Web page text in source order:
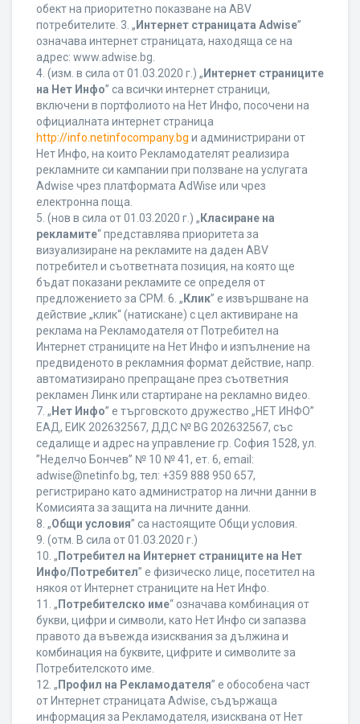
обект на приоритетно показване на ABV
потребителите. 3. „ Интернет страницата Adwise”
означава интернет страницата, находяща се на
адрес: www.adwise.bg.
4. (изм. в сила от 01.03.2020 г.) „ Интернет страниците
на Нет Инфо” са всички интернет страници,
включени в портфолиото на Нет Инфо, посочени на
официалната интернет страница
http://info.netinfocompany.bg и администрирани от
Нет Инфо, на които Рекламодателят реализира
рекламните си кампании при ползване на услугата
Adwise чрез платформата AdWise или чрез
електронна поща.
5. (нов в сила от 01.03.2020 г.) „ Класиране на
рекламите“ представлява приоритета за
визуализиране на рекламите на даден ABV
потребител и съответната позиция, на която ще
бъдат показани рекламите се определя от
предложението за CPM. 6. „ Клик” е извършване на
действие „клик“ (натискане) с цел активиране на
реклама на Рекламодателя от Потребител на
Интернет страниците на Нет Инфо и изпълнение на
предвиденото в рекламния формат действие, напр.
автоматизирано препращане през съответния
рекламен Линк или стартиране на рекламно видео.
7. „ Нет Инфо” е търговското дружество „НЕТ ИНФО”
ЕАД, ЕИК 202632567, ДДС № BG 202632567, със
седалище и адрес на управление гр. София 1528, ул.
”Неделчо Бончев” № 10 № 41, ет. 6, еmail:
adwise@netinfo.bg, тел: +359 888 950 657,
регистрирано като администратор на лични данни в
Комисията за защита на личните данни.
8. „Общи условия” са настоящите Общи условия.
9. (отм. В сила от 01.03.2020 г.)
10. „ Потребител на Интернет страниците на Нет
Инфо/Потребител” е физическо лице, посетител на
някоя от Интернет страниците на Нет Инфо.
11. „ Потребителско име“ означава комбинация от
букви, цифри и символи, като Нет Инфо си запазва
правото да въвежда изисквания за дължина и
комбинация на буквите, цифрите и символите за
Потребителското име.
12. „ Профил на Рекламодателя” е обособена част
от Интернет страницата Adwise, съдържаща
информация за Рекламодателя, изисквана от Нет